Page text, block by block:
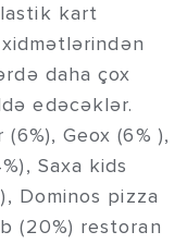
kart
daha çox
edəcəklər.
Geox (6% ),
Saxa kids
Dominos pizza
(20%) restoran